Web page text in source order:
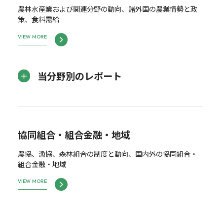
農林水産業および関連分野の動向、諸外国の農業情勢と政
策、食料需給
VIEW MORE
当分野別のレポート
協同組合・組合金融・地域
農協、漁協、森林組合の制度と動向、国内外の協同組合・
組合金融・地域
VIEW MORE